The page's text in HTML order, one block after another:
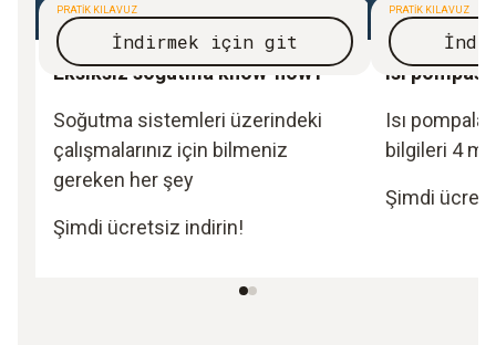
PRATIK KILAVUZ
İndirmek için git
Eksiksiz soğutma know-how'ı
Soğutma sistemleri üzerindeki
çalışmalarınız için bilmeniz
gereken her şey
Şimdi ücretsiz indirin!
PRATIK KILAVUZ
Isı
Isı
bilgileri 4
Şimdi